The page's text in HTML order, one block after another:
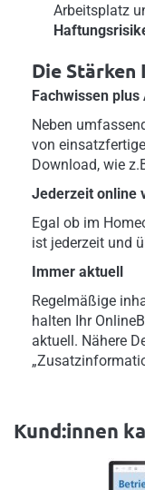
Arbeitsplatz
Die Stärken
Fachwissen
Neben
von
Download, wie
Jederzeit online
Egal ob im
ist jederzeit und
Immer aktuell
Regelmäßige
halten Ihr
aktuell. Nähere
Kund:innen